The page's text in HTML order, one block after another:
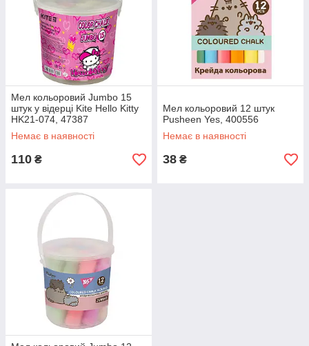
Мел кольоровий Jumbo 15
штук у відерці Kite Hello Kitty
HK21-074, 47387
Немає в наявності
110 ₴
Мел кольоровий 12 штук
Pusheen Yes, 400556
Немає в наявності
38 ₴